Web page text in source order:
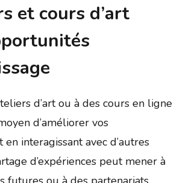
et cours d’art
d’art ou à des cours en ligne
d’améliorer vos
interagissant avec d’autres
d’expériences peut mener à